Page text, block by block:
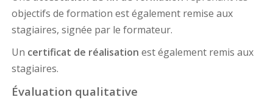
objectifs de formation est également remise aux
stagiaires, signée par le formateur.
Un certificat de réalisation est également remis aux
stagiaires.
Évaluation qualitative